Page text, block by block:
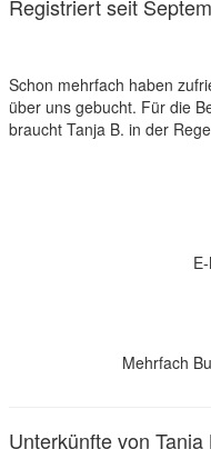
Registriert seit
Schon mehrfach haben
über uns gebucht. Für die
braucht Tanja B. in der
Mehrfach
Unterkünfte von Tanja